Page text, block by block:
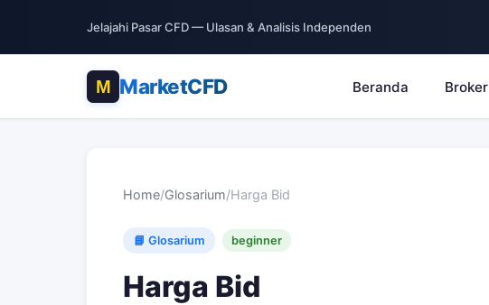
Jelajahi Pasar CFD — Ulasan & Analisis Independen
MarketCFD Beranda Broker
Home/Glosarium/Harga Bid
📘 Glosarium beginner
Harga Bid